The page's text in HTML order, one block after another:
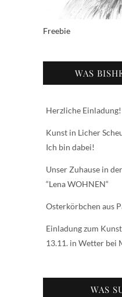
Freebie
WAS
Herzliche Einladung!
Kunst in Licher
Ich bin dabei!
Unser Zuhause in
“Lena WOHNEN“
Osterkörbchen aus
Einladung zum
13.11. in Wetter bei
WAS